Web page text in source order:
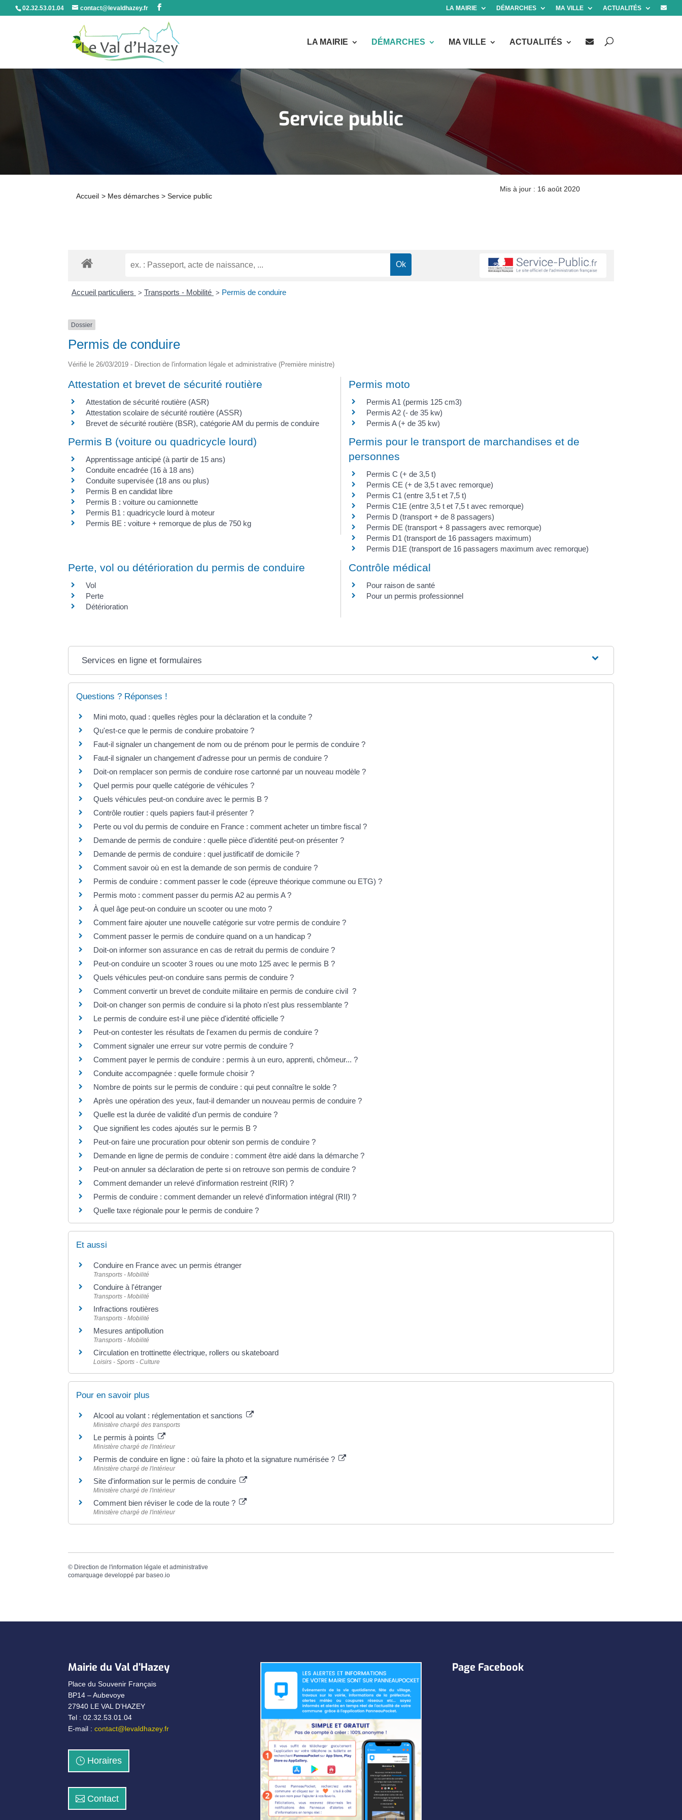
02.32.53.01.04 contact@levaldhazey.fr LA MAIRIE DÉMARCHES MA VILLE ACTUALITÉS
LA MAIRIE DÉMARCHES MA VILLE ACTUALITÉS
Service public
Accueil > Mes démarches > Service public
Mis à jour : 16 août 2020
Accueil particuliers > Transports - Mobilité > Permis de conduire
Dossier
Permis de conduire
Vérifié le 26/03/2019 - Direction de l'information légale et administrative (Première ministre)
Attestation et brevet de sécurité routière
Attestation de sécurité routière (ASR)
Attestation scolaire de sécurité routière (ASSR)
Brevet de sécurité routière (BSR), catégorie AM du permis de conduire
Permis moto
Permis A1 (permis 125 cm3)
Permis A2 (- de 35 kw)
Permis A (+ de 35 kw)
Permis B (voiture ou quadricycle lourd)
Apprentissage anticipé (à partir de 15 ans)
Conduite encadrée (16 à 18 ans)
Conduite supervisée (18 ans ou plus)
Permis B en candidat libre
Permis B : voiture ou camionnette
Permis B1 : quadricycle lourd à moteur
Permis BE : voiture + remorque de plus de 750 kg
Permis pour le transport de marchandises et de
personnes
Permis C (+ de 3,5 t)
Permis CE (+ de 3,5 t avec remorque)
Permis C1 (entre 3,5 t et 7,5 t)
Permis C1E (entre 3,5 t et 7,5 t avec remorque)
Permis D (transport + de 8 passagers)
Permis DE (transport + 8 passagers avec remorque)
Permis D1 (transport de 16 passagers maximum)
Permis D1E (transport de 16 passagers maximum avec remorque)
Perte, vol ou détérioration du permis de conduire
Vol
Perte
Détérioration
Contrôle médical
Pour raison de santé
Pour un permis professionnel
Services en ligne et formulaires
Questions ? Réponses !
Mini moto, quad : quelles règles pour la déclaration et la conduite ?
Qu'est-ce que le permis de conduire probatoire ?
Faut-il signaler un changement de nom ou de prénom pour le permis de conduire ?
Faut-il signaler un changement d'adresse pour un permis de conduire ?
Doit-on remplacer son permis de conduire rose cartonné par un nouveau modèle ?
Quel permis pour quelle catégorie de véhicules ?
Quels véhicules peut-on conduire avec le permis B ?
Contrôle routier : quels papiers faut-il présenter ?
Perte ou vol du permis de conduire en France : comment acheter un timbre fiscal ?
Demande de permis de conduire : quelle pièce d'identité peut-on présenter ?
Demande de permis de conduire : quel justificatif de domicile ?
Comment savoir où en est la demande de son permis de conduire ?
Permis de conduire : comment passer le code (épreuve théorique commune ou ETG) ?
Permis moto : comment passer du permis A2 au permis A ?
À quel âge peut-on conduire un scooter ou une moto ?
Comment faire ajouter une nouvelle catégorie sur votre permis de conduire ?
Comment passer le permis de conduire quand on a un handicap ?
Doit-on informer son assurance en cas de retrait du permis de conduire ?
Peut-on conduire un scooter 3 roues ou une moto 125 avec le permis B ?
Quels véhicules peut-on conduire sans permis de conduire ?
Comment convertir un brevet de conduite militaire en permis de conduire civil ?
Doit-on changer son permis de conduire si la photo n'est plus ressemblante ?
Le permis de conduire est-il une pièce d'identité officielle ?
Peut-on contester les résultats de l'examen du permis de conduire ?
Comment signaler une erreur sur votre permis de conduire ?
Comment payer le permis de conduire : permis à un euro, apprenti, chômeur... ?
Conduite accompagnée : quelle formule choisir ?
Nombre de points sur le permis de conduire : qui peut connaître le solde ?
Après une opération des yeux, faut-il demander un nouveau permis de conduire ?
Quelle est la durée de validité d'un permis de conduire ?
Que signifient les codes ajoutés sur le permis B ?
Peut-on faire une procuration pour obtenir son permis de conduire ?
Demande en ligne de permis de conduire : comment être aidé dans la démarche ?
Peut-on annuler sa déclaration de perte si on retrouve son permis de conduire ?
Comment demander un relevé d'information restreint (RIR) ?
Permis de conduire : comment demander un relevé d'information intégral (RII) ?
Quelle taxe régionale pour le permis de conduire ?
Et aussi
Conduire en France avec un permis étranger
Transports - Mobilité
Conduire à l'étranger
Transports - Mobilité
Infractions routières
Transports - Mobilité
Mesures antipollution
Transports - Mobilité
Circulation en trottinette électrique, rollers ou skateboard
Loisirs - Sports - Culture
Pour en savoir plus
Alcool au volant : réglementation et sanctions
Ministère chargé des transports
Le permis à points
Ministère chargé de l'intérieur
Permis de conduire en ligne : où faire la photo et la signature numérisée ?
Ministère chargé de l'intérieur
Site d'information sur le permis de conduire
Ministère chargé de l'intérieur
Comment bien réviser le code de la route ?
Ministère chargé de l'intérieur
© Direction de l'information légale et administrative
comarquage developpé parbaseo.io
Mairie du Val d’Hazey
Place du Souvenir Français
BP14 – Aubevoye
27940 LE VAL D’HAZEY
Tel : 02.32.53.01.04
E-mail :contact@levaldhazey.fr
Horaires
Contact
Page Facebook